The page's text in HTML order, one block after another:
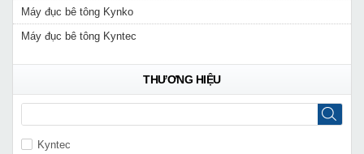
Máy đục bê tông Kynko
Máy đục bê tông Kyntec
THƯƠNG HIỆU
Kyntec